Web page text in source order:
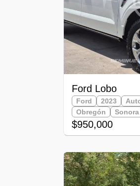
Ford Lobo
Ford 2023
Obregón
Sonora
$950,000